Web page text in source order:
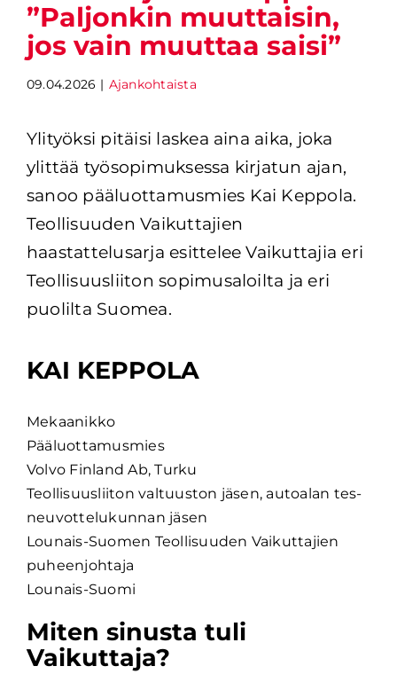
”Paljonkin muuttaisin,
jos vain muuttaa saisi”
09.04.2026 | Ajankohtaista
Ylityöksi pitäisi laskea aina aika, joka
ylittää työsopimuksessa kirjatun ajan,
sanoo pääluottamusmies Kai Keppola.
Teollisuuden Vaikuttajien
haastattelusarja esittelee Vaikuttajia eri
Teollisuusliiton sopimusaloilta ja eri
puolilta Suomea.
KAI KEPPOLA
Mekaanikko
Pääluottamusmies
Volvo Finland Ab, Turku
Teollisuusliiton valtuuston jäsen, autoalan tes-
neuvottelukunnan jäsen
Lounais-Suomen Teollisuuden Vaikuttajien
puheenjohtaja
Lounais-Suomi
Miten sinusta tuli
Vaikuttaja?